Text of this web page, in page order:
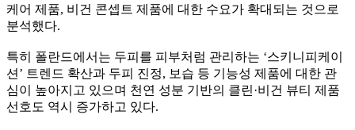
케어 제품, 비건 콘셉트 제품에 대한 수요가 확대되는 것으로
분석했다.
특히 폴란드에서는 두피를 피부처럼 관리하는 ‘스키니피케이
션’ 트렌드 확산과 두피 진정, 보습 등 기능성 제품에 대한 관
심이 높아지고 있으며 천연 성분 기반의 클린·비건 뷰티 제품
선호도 역시 증가하고 있다.